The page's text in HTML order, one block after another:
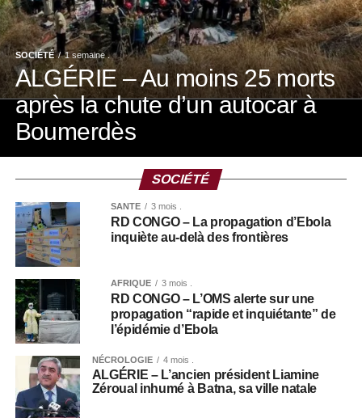
SOCIÉTÉ 1 semaine .
ALGÉRIE – Au moins 25 morts
après la chute d’un autocar à
Boumerdès
SOCIÉTÉ
SANTÉ 3 mois .
RD CONGO – La propagation d’Ebola
inquiète au-delà des frontières
AFRIQUE 3 mois .
RD CONGO – L’OMS alerte sur une
propagation “rapide et inquiétante” de
l’épidémie d’Ebola
NÉCROLOGIE 4 mois .
ALGÉRIE – L’ancien président Liamine
Zéroual inhumé à Batna, sa ville natale